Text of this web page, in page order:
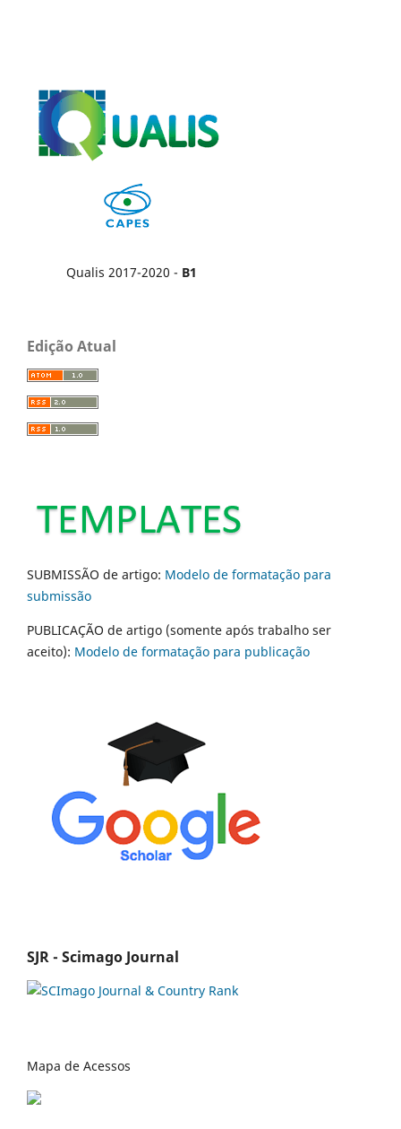
Qualis 2017-2020 - B1
Edição Atual
SUBMISSÃO de artigo: Modelo de formatação para
submissão
PUBLICAÇÃO de artigo (somente após trabalho ser
aceito): Modelo de formatação para publicação
SJR - Scimago Journal
Mapa de Acessos